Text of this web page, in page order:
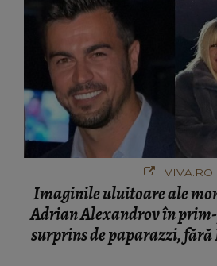
Imaginile uluitoare ale
Adrian Alexandrov în
surprins de paparazzi, fără
cine s-a întâlnit partenerul
București!